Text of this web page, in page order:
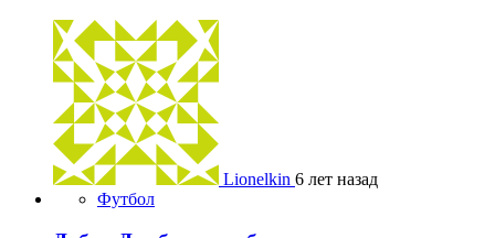
Lionelkin 6 лет назад
Футбол